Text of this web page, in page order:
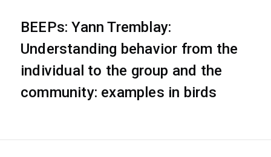
BEEPs: Yann Tremblay:
Understanding behavior from the
individual to the group and the
community: examples in birds